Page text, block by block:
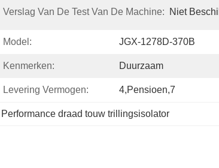
Verslag Van De Test Van De Machine: Niet
Model: JGX-1278D-370B
Kenmerken: Duurzaam
Levering Vermogen: 4,pensioen,7
draad touw trillingsisolator